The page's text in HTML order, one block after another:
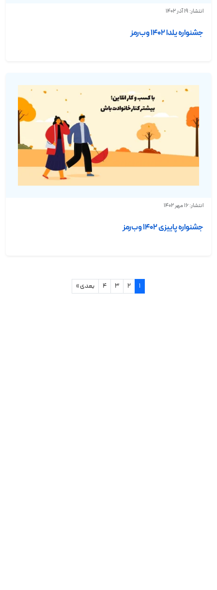
انتشار: 19 آذر 1402
جشنواره یلدا ۱۴۰۲ وب‌رمز
انتشار: 16 مهر 1402
جشنواره پاییزی ۱۴۰۲ وب‌رمز
1
2
3
4 بعدی »